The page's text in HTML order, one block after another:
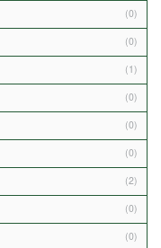
(0)
(0)
(1)
(0)
(0)
(0)
(2)
(0)
(0)